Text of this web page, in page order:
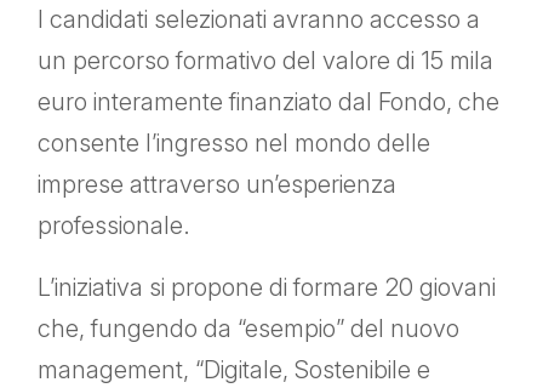
I candidati selezionati avranno accesso a
un percorso formativo del valore di 15 mila
euro interamente finanziato dal Fondo, che
consente l’ingresso nel mondo delle
imprese attraverso un’esperienza
professionale.
L’iniziativa si propone di formare 20 giovani
che, fungendo da “esempio” del nuovo
management, “Digitale, Sostenibile e